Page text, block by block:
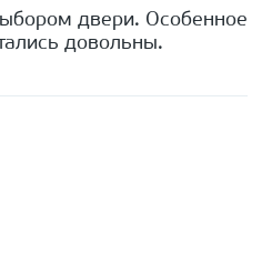
двери. Особенное
довольны.